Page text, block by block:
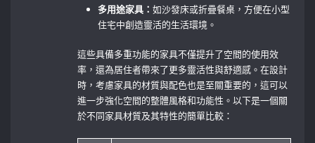
多用途家具：如沙發床或折疊餐桌，方便在小型
住宅中創造靈活的生活環境。
這些具備多重功能的家具不僅提升了空間的使用效
率，還為居住者帶來了更多靈活性與舒適感。在設計
時，考慮家具的材質與配色也是至關重要的，這可以
進一步強化空間的整體風格和功能性。以下是一個關
於不同家具材質及其特性的簡單比較：